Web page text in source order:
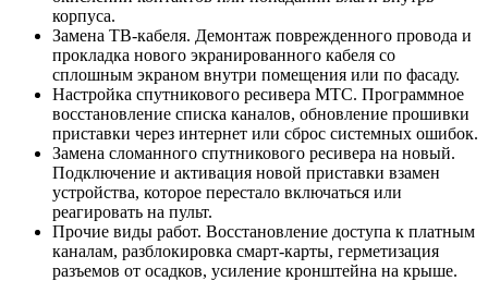
корпуса.
Замена ТВ-кабеля. Демонтаж поврежденного провода и
прокладка нового экранированного кабеля со
сплошным экраном внутри помещения или по фасаду.
Настройка спутникового ресивера МТС. Программное
восстановление списка каналов, обновление прошивки
приставки через интернет или сброс системных ошибок.
Замена сломанного спутникового ресивера на новый.
Подключение и активация новой приставки взамен
устройства, которое перестало включаться или
реагировать на пульт.
Прочие виды работ. Восстановление доступа к платным
каналам, разблокировка смарт-карты, герметизация
разъемов от осадков, усиление кронштейна на крыше.